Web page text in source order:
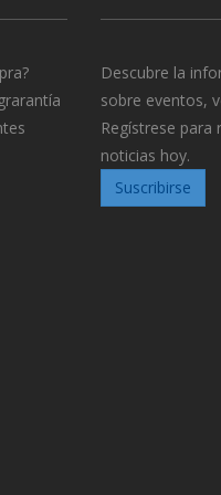
Descubre la
sobre eventos,
Regístrese para
noticias hoy.
Suscribirse